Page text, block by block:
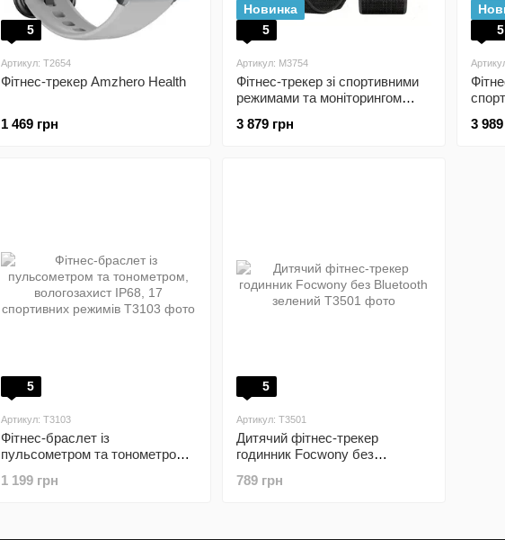
5
Артикул: T2654
Фітнес-трекер Amzhero Health
1 469 грн
Новинка
5
Артикул: M3754
Фітнес-трекер зі спортивними
режимами та моніторингом
3 879 грн
5
3
5
Артикул: T3103
Фітнес-браслет із
пульсометром та тонометром,
спортивних режимів
1 199 грн
5
Артикул: T3501
Дитячий фітнес-трекер
годинник Focwony без
789 грн